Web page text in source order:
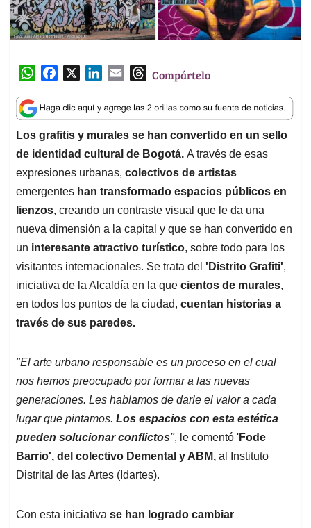
W
a
t
s
A
p
p
c
e
b
o
o
k
n
k
e
d
I
n
a
i
l
T
r
e
a
d
s
Compártelo
Los grafitis y murales se han convertido en un sello
de identidad cultural de Bogotá. A través de esas
expresiones urbanas, colectivos de artistas
emergentes han transformado espacios públicos en
lienzos, creando un contraste visual que le da una
nueva dimensión a la capital y que se han convertido en
un interesante atractivo turístico, sobre todo para los
visitantes internacionales. Se trata del 'Distrito Grafiti',
iniciativa de la Alcaldía en la que cientos de murales,
en todos los puntos de la ciudad, cuentan historias a
través de sus paredes.
"El arte urbano responsable es un proceso en el cual
nos hemos preocupado por formar a las nuevas
generaciones. Les hablamos de darle el valor a cada
lugar que pintamos. Los espacios con esta estética
pueden solucionar conflictos", le comentó 'Fode
Barrio', del colectivo Demental y ABM, al Instituto
Distrital de las Artes (Idartes).
Con esta iniciativa se han logrado cambiar